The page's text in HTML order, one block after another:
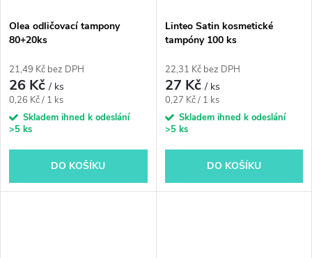
r
o
d
u
k
p
r
o
d
u
k
Olea odličovací tampony
80+20ks
21,49 Kč bez DPH
26 Kč/ ks
Měrná
cena:
0,26 Kč / 1 ks
Skladem ihned k odeslání
>5 ks
DO KOŠÍKU
Linteo Satin kosmetické
tampóny 100 ks
22,31 Kč bez DPH
27 Kč/ ks
Měrná
cena:
0,27 Kč / 1 ks
Skladem ihned k odeslání
>5 ks
DO KOŠÍKU